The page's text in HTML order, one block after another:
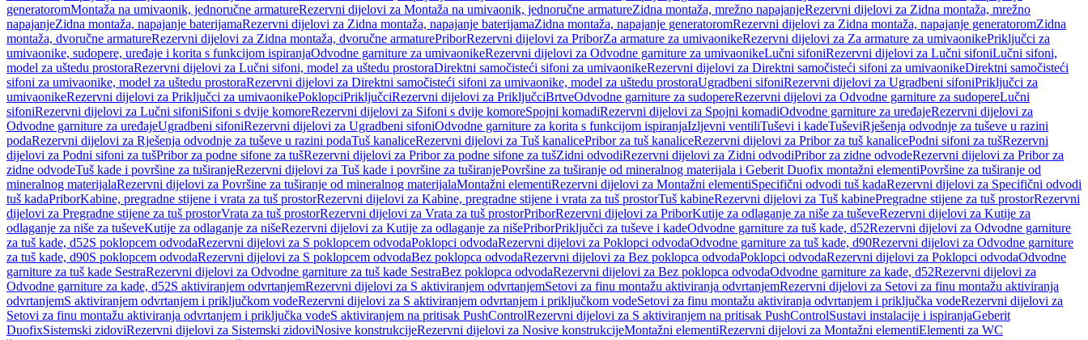
generatoromMontaža na umivaonik, jednoručne armatureRezervni dijelovi za Montaža na umivaonik, jednoručne armatureZidna montaža, mrežno napajanjeRezervni dijelovi za Zidna montaža, mrežno
napajanjeZidna montaža, napajanje baterijamaRezervni dijelovi za Zidna montaža, napajanje baterijamaZidna montaža, napajanje generatoromRezervni dijelovi za Zidna montaža, napajanje generatoromZidna
montaža, dvoručne armatureRezervni dijelovi za Zidna montaža, dvoručne armaturePriborRezervni dijelovi za PriborZa armature za umivaonikeRezervni dijelovi za Za armature za umivaonikePriključci za
umivaonike, sudopere, uređaje i korita s funkcijom ispiranjaOdvodne garniture za umivaonikeRezervni dijelovi za Odvodne garniture za umivaonikeLučni sifoniRezervni dijelovi za Lučni sifoniLučni sifoni,
model za uštedu prostoraRezervni dijelovi za Lučni sifoni, model za uštedu prostoraDirektni samočisteći sifoni za umivaonikeRezervni dijelovi za Direktni samočisteći sifoni za umivaonikeDirektni samočisteći
sifoni za umivaonike, model za uštedu prostoraRezervni dijelovi za Direktni samočisteći sifoni za umivaonike, model za uštedu prostoraUgradbeni sifoniRezervni dijelovi za Ugradbeni sifoniPriključci za
umivaonikeRezervni dijelovi za Priključci za umivaonikePoklopciPriključciRezervni dijelovi za PriključciBrtveOdvodne garniture za sudopereRezervni dijelovi za Odvodne garniture za sudopereLučni
sifoniRezervni dijelovi za Lučni sifoniSifoni s dvije komoreRezervni dijelovi za Sifoni s dvije komoreSpojni komadiRezervni dijelovi za Spojni komadiOdvodne garniture za uređajeRezervni dijelovi za
Odvodne garniture za uređajeUgradbeni sifoniRezervni dijelovi za Ugradbeni sifoniOdvodne garniture za korita s funkcijom ispiranjaIzljevni ventiliTuševi i kadeTuševiRješenja odvodnje za tuševe u razini
podaRezervni dijelovi za Rješenja odvodnje za tuševe u razini podaTuš kanaliceRezervni dijelovi za Tuš kanalicePribor za tuš kanaliceRezervni dijelovi za Pribor za tuš kanalicePodni sifoni za tušRezervni
dijelovi za Podni sifoni za tušPribor za podne sifone za tušRezervni dijelovi za Pribor za podne sifone za tušZidni odvodiRezervni dijelovi za Zidni odvodiPribor za zidne odvodeRezervni dijelovi za Pribor za
zidne odvodeTuš kade i površine za tuširanjeRezervni dijelovi za Tuš kade i površine za tuširanjePovršine za tuširanje od mineralnog materijala i Geberit Duofix montažni elementiPovršine za tuširanje od
mineralnog materijalaRezervni dijelovi za Površine za tuširanje od mineralnog materijalaMontažni elementiRezervni dijelovi za Montažni elementiSpecifični odvodi tuš kadaRezervni dijelovi za Specifični odvodi
tuš kadaPriborKabine, pregradne stijene i vrata za tuš prostorRezervni dijelovi za Kabine, pregradne stijene i vrata za tuš prostorTuš kabineRezervni dijelovi za Tuš kabinePregradne stijene za tuš prostorRezervni
dijelovi za Pregradne stijene za tuš prostorVrata za tuš prostorRezervni dijelovi za Vrata za tuš prostorPriborRezervni dijelovi za PriborKutije za odlaganje za niše za tuševeRezervni dijelovi za Kutije za
odlaganje za niše za tuševeKutije za odlaganje za nišeRezervni dijelovi za Kutije za odlaganje za nišePriborPriključci za tuševe i kadeOdvodne garniture za tuš kade, d52Rezervni dijelovi za Odvodne garniture
za tuš kade, d52S poklopcem odvodaRezervni dijelovi za S poklopcem odvodaPoklopci odvodaRezervni dijelovi za Poklopci odvodaOdvodne garniture za tuš kade, d90Rezervni dijelovi za Odvodne garniture
za tuš kade, d90S poklopcem odvodaRezervni dijelovi za S poklopcem odvodaBez poklopca odvodaRezervni dijelovi za Bez poklopca odvodaPoklopci odvodaRezervni dijelovi za Poklopci odvodaOdvodne
garniture za tuš kade SestraRezervni dijelovi za Odvodne garniture za tuš kade SestraBez poklopca odvodaRezervni dijelovi za Bez poklopca odvodaOdvodne garniture za kade, d52Rezervni dijelovi za
Odvodne garniture za kade, d52S aktiviranjem odvrtanjemRezervni dijelovi za S aktiviranjem odvrtanjemSetovi za finu montažu aktiviranja odvrtanjemRezervni dijelovi za Setovi za finu montažu aktiviranja
odvrtanjemS aktiviranjem odvrtanjem i priključkom vodeRezervni dijelovi za S aktiviranjem odvrtanjem i priključkom vodeSetovi za finu montažu aktiviranja odvrtanjem i priključka vodeRezervni dijelovi za
Setovi za finu montažu aktiviranja odvrtanjem i priključka vodeS aktiviranjem na pritisak PushControlRezervni dijelovi za S aktiviranjem na pritisak PushControlSustavi instalacije i ispiranjaGeberit
DuofixSistemski zidoviRezervni dijelovi za Sistemski zidoviNosive konstrukcijeRezervni dijelovi za Nosive konstrukcijeMontažni elementiRezervni dijelovi za Montažni elementiElementi za WC